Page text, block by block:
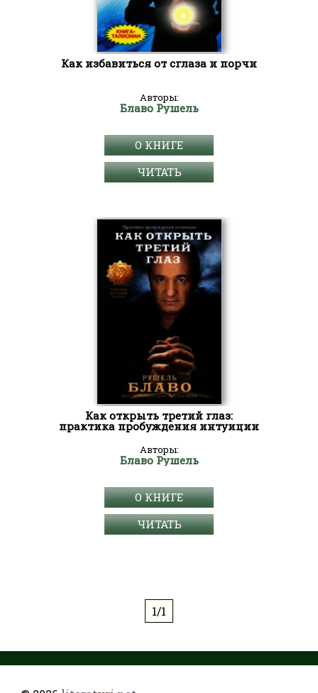
Как избавиться от сглаза и порчи
Авторы:
Блаво Рушель
О КНИГЕ
ЧИТАТЬ
Как открыть третий глаз:
практика пробуждения интуиции
Авторы:
Блаво Рушель
О КНИГЕ
ЧИТАТЬ
1/1